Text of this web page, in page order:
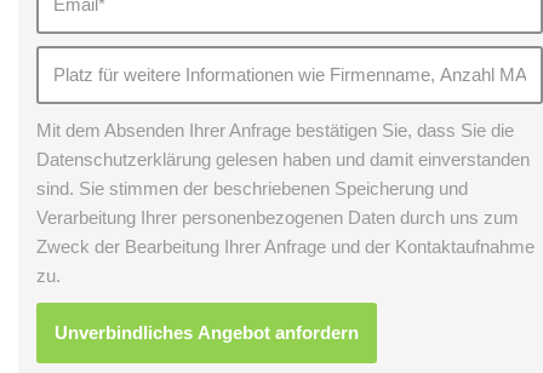
Mit dem Absenden Ihrer Anfrage bestätigen Sie, dass Sie die
Datenschutzerklärung gelesen haben und damit einverstanden
sind. Sie stimmen der beschriebenen Speicherung und
Verarbeitung Ihrer personenbezogenen Daten durch uns zum
Zweck der Bearbeitung Ihrer Anfrage und der Kontaktaufnahme
zu.